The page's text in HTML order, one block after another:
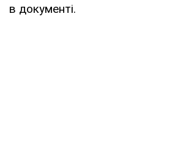
в документі.